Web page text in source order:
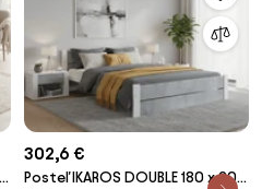
302,6 €
Posteľ IKAROS DOUBLE 180 x 200